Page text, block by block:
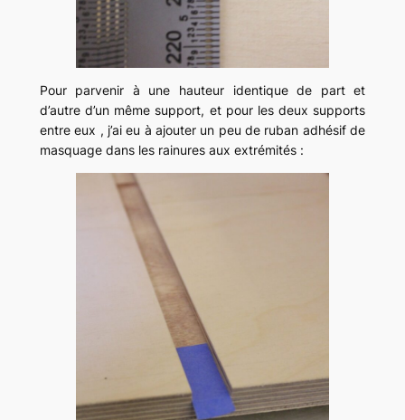
Pour parvenir à une hauteur identique de part et
d’autre d’un même support, et pour les deux supports
entre eux , j’ai eu à ajouter un peu de ruban adhésif de
masquage dans les rainures aux extrémités :